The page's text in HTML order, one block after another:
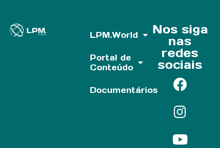
LPM.World
Portal de
Conteúdo
Documentários
Nos siga
nas
redes
sociais